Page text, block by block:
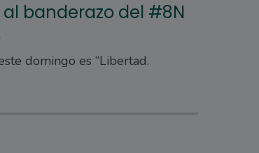
banderazo del #8N
domingo es “Libertad.